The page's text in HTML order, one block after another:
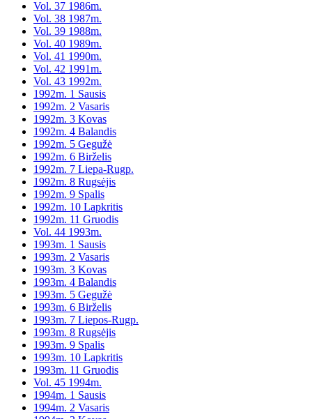
Vol. 37 1986m.
Vol. 38 1987m.
Vol. 39 1988m.
Vol. 40 1989m.
Vol. 41 1990m.
Vol. 42 1991m.
Vol. 43 1992m.
1992m. 1 Sausis
1992m. 2 Vasaris
1992m. 3 Kovas
1992m. 4 Balandis
1992m. 5 Gegužė
1992m. 6 Birželis
1992m. 7 Liepa-Rugp.
1992m. 8 Rugsėjis
1992m. 9 Spalis
1992m. 10 Lapkritis
1992m. 11 Gruodis
Vol. 44 1993m.
1993m. 1 Sausis
1993m. 2 Vasaris
1993m. 3 Kovas
1993m. 4 Balandis
1993m. 5 Gegužė
1993m. 6 Birželis
1993m. 7 Liepos-Rugp.
1993m. 8 Rugsėjis
1993m. 9 Spalis
1993m. 10 Lapkritis
1993m. 11 Gruodis
Vol. 45 1994m.
1994m. 1 Sausis
1994m. 2 Vasaris